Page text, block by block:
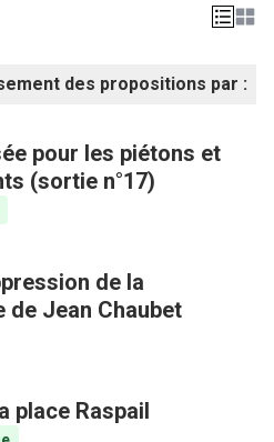
des propositions par :
pour les piétons et
(sortie n°17)
de la
de Jean Chaubet
place Raspail